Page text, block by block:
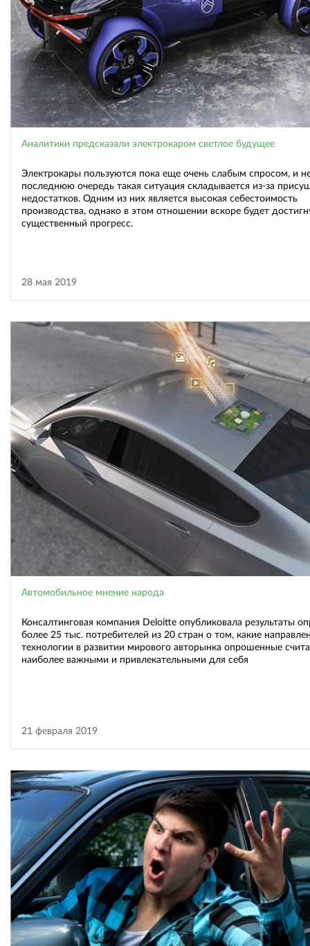
Аналитики предсказали электрокаром светлое будущее
Электрокары пользуются пока еще очень слабым спросом, и
последнюю очередь такая ситуация складывается из-за
недостатков. Одним из них является высокая себестоимость
производства, однако в этом отношении вскоре будет
существенный прогресс.
28 мая 2019
Автомобильное мнение народа
Консалтинговая компания Deloitte опубликовала результаты
более 25 тыс. потребителей из 20 стран о том, какие
технологии в развитии мирового авторынка опрошенные
наиболее важными и привлекательными для себя
21 февраля 2019